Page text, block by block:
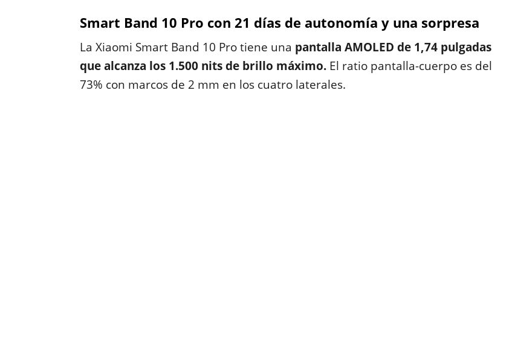
Smart Band 10 Pro con 21 días de autonomía y una sorpresa
La Xiaomi Smart Band 10 Pro tiene una pantalla AMOLED de 1,74 pulgadas
que alcanza los 1.500 nits de brillo máximo. El ratio pantalla-cuerpo es del
73% con marcos de 2 mm en los cuatro laterales.